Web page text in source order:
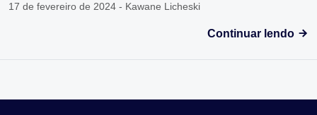
17 de fevereiro de 2024 - Kawane Licheski
Continuar lendo